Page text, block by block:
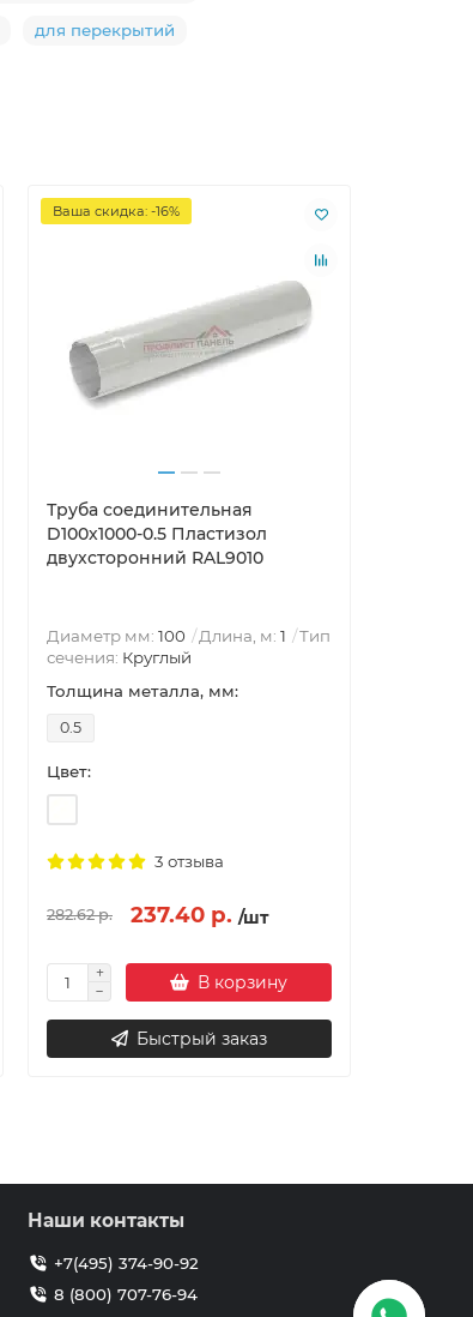
для перекрытий
Ваша скидка: -16%
Труба соединительная
D100х1000-0.5 Пластизол
двухсторонний RAL9010
Диаметр мм: 100 Длина, м: 1
Тип
сечения: Круглый
Толщина металла, мм:
0.5
Цвет:
3 отзыва
282.62 р. 237.40 р. /шт
В корзину
Быстрый заказ
Наши контакты
+7(495) 374-90-92
8 (800) 707-76-94